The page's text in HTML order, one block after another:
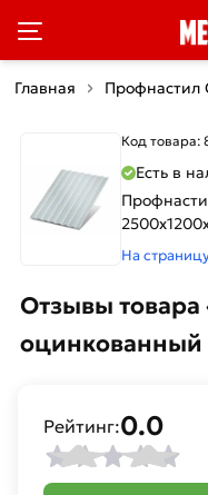
Главная Профнастил
Код товара:
Есть в
На
Отзывы
оцинкованный
Рейтинг:0.0